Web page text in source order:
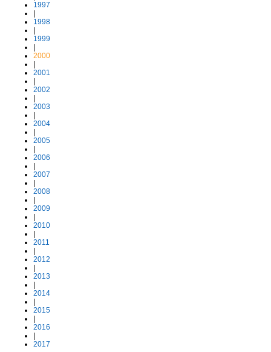
1997
1998
1999
2000
2001
2002
2003
2004
2005
2006
2007
2008
2009
2010
2011
2012
2013
2014
2015
2016
2017